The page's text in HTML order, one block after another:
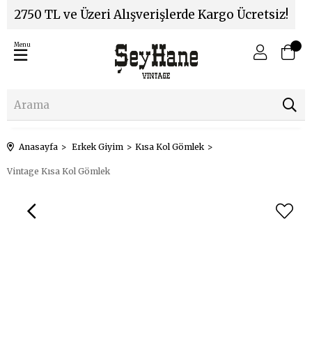
2750 TL ve Üzeri Alışverişlerde Kargo Ücretsiz!
Menu
Anasayfa Erkek Giyim Kısa Kol Gömlek
Vintage Kısa Kol Gömlek